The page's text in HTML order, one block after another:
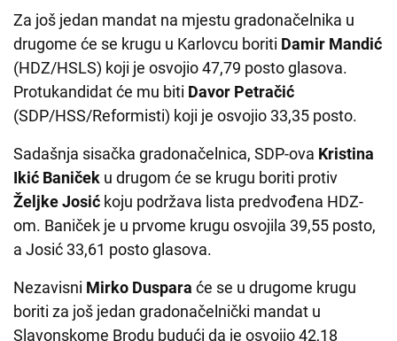
Za još jedan mandat na mjestu gradonačelnika u
drugome će se krugu u Karlovcu boriti Damir Mandić
(HDZ/HSLS) koji je osvojio 47,79 posto glasova.
Protukandidat će mu biti Davor Petračić
(SDP/HSS/Reformisti) koji je osvojio 33,35 posto.
Sadašnja sisačka gradonačelnica, SDP-ova Kristina
Ikić Baniček u drugom će se krugu boriti protiv
Željke Josić koju podržava lista predvođena HDZ-
om. Baniček je u prvome krugu osvojila 39,55 posto,
a Josić 33,61 posto glasova.
Nezavisni Mirko Duspara će se u drugome krugu
boriti za još jedan gradonačelnički mandat u
Slavonskome Brodu budući da je osvojio 42,18